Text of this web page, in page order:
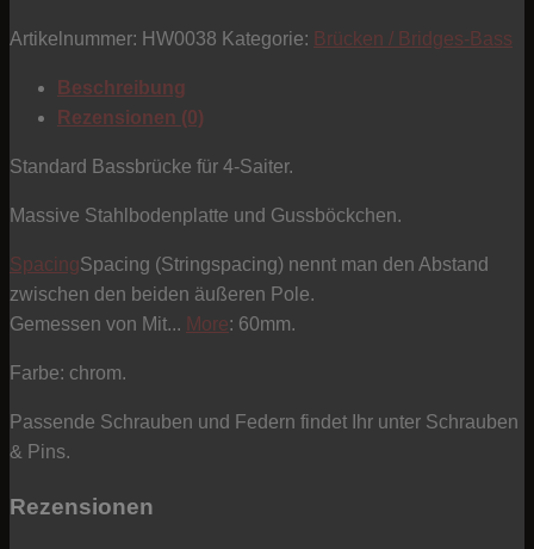
Standard
chrom
Menge
Artikelnummer: HW0038 Kategorie: Brücken / Bridges-Bass
Beschreibung
Rezensionen (0)
Standard Bassbrücke für 4-Saiter.
Massive Stahlbodenplatte und Gussböckchen.
SpacingSpacing (Stringspacing) nennt man den Abstand
zwischen den beiden äußeren Pole.
Gemessen von Mit... More: 60mm.
Farbe: chrom.
Passende Schrauben und Federn findet Ihr unter Schrauben
& Pins.
Rezensionen